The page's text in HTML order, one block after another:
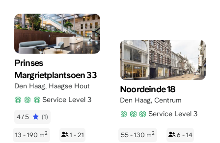
Prinses
Margrietplantsoen 33
Den Haag, Haagse Hout
Service Level 3
4/5 (1)
13 - 190 m2 1 - 21
Noordeinde 18
Den Haag, Centrum
Service Level 3
55 - 130 m2 6 - 14